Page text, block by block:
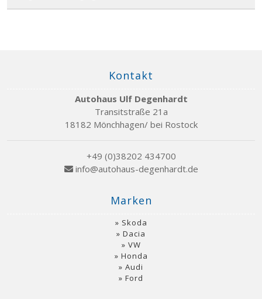
Kontakt
Autohaus Ulf Degenhardt
Transitstraße 21a
18182 Mönchhagen/ bei Rostock
+49 (0)38202 434700
info@autohaus-degenhardt.de
Marken
Skoda
Dacia
VW
Honda
Audi
Ford